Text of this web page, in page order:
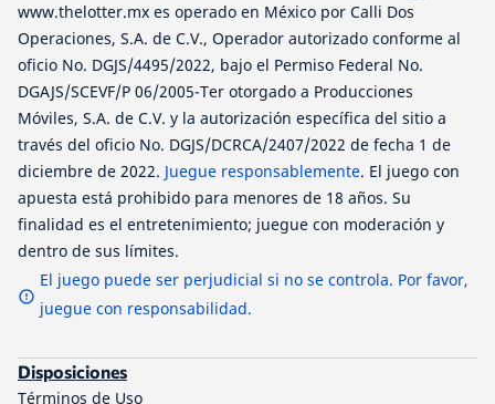
www.thelotter.mx es operado en México por Calli Dos
Operaciones, S.A. de C.V., Operador autorizado conforme al
oficio No. DGJS/4495/2022, bajo el Permiso Federal No.
DGAJS/SCEVF/P 06/2005-Ter otorgado a Producciones
Móviles, S.A. de C.V. y la autorización específica del sitio a
través del oficio No. DGJS/DCRCA/2407/2022 de fecha 1 de
diciembre de 2022. Juegue responsablemente. El juego con
apuesta está prohibido para menores de 18 años. Su
finalidad es el entretenimiento; juegue con moderación y
dentro de sus límites.
El juego puede ser perjudicial si no se controla. Por favor,
juegue con responsabilidad.
Disposiciones
Términos de Uso